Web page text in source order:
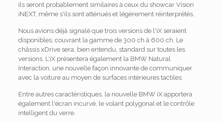
ils seront probablement similaires à ceux du showcar Vision
iNEXT, même s'ils sont atténués et légèrement réinterprétés.
Nous avions déjà signalé que trois versions de l'iX seraient
disponibles, couvrant la gamme de 300 ch à 600 ch. Le
châssis xDrive sera, bien entendu, standard sur toutes les
versions. L'iX présentera également la BMW Natural
Interaction, une nouvelle façon innovante de communiquer
avec la voiture au moyen de surfaces intérieures tactiles.
Entre autres caractéristiques, la nouvelle BMW iX apportera
également l'écran incurvé, le volant polygonal et le contrôle
intelligent du verre.